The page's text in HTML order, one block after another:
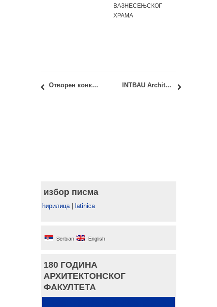
ВАЗНЕСЕЊСКОГ
ХРАМА
Отворен конкурс за програм: Студије будућности INTBAU Architecture Challenge Launch
избор писма
ћирилица| latinica
Serbian English
180 ГОДИНА
АРХИТЕКТОНСКОГ
ФАКУЛТЕТА